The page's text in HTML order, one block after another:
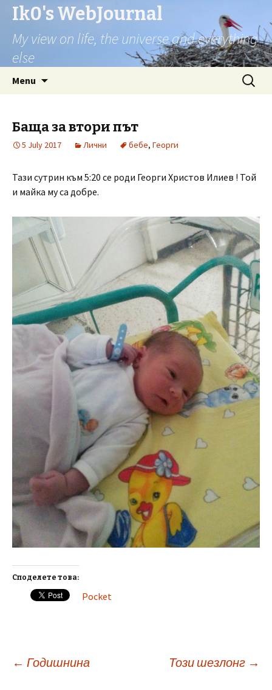
Ik0's WebJournal
My view on life, the universe and everything
else
Menu
Search
for:
Баща за втори път
5 July 2017 Лични бебе, Георги
Тази сутрин към 5:20 се роди Георги Христов Илиев ! Той
и майка му са добре.
Споделете това:
Pocket
Post
← Годишнина Този шезлонг →